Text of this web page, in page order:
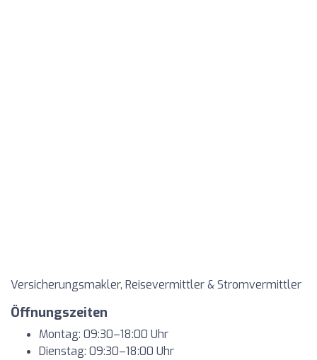
Versicherungsmakler, Reisevermittler & Stromvermittler
Öffnungszeiten
Montag: 09:30–18:00 Uhr
Dienstag: 09:30–18:00 Uhr